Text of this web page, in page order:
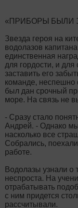
«ПРИБОРЫ БЫЛИ
Звезда героя на
водолазов
единственная
для гордости, и
заставить его
команде,
был дан срочный
море. На связь не
- Сразу стало
Андрей. - Однако
насколько все
Собрались,
работе.
Водолазы узнали о
неспроста. На
отрабатывать
с ним придется
рассчитывали.